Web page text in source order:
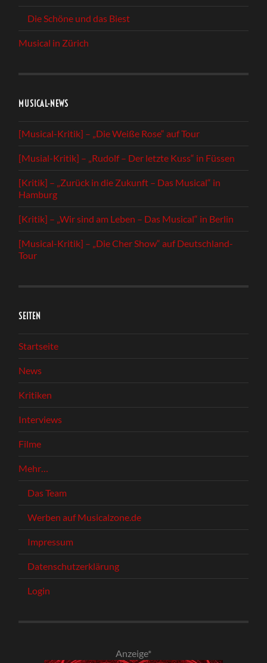
Die Schöne und das Biest
Musical in Zürich
MUSICAL-NEWS
[Musical-Kritik] – „Die Weiße Rose“ auf Tour
[Musial-Kritik] – „Rudolf – Der letzte Kuss“ in Füssen
[Kritik] – „Zurück in die Zukunft – Das Musical“ in
Hamburg
[Kritik] – „Wir sind am Leben – Das Musical“ in Berlin
[Musical-Kritik] – „Die Cher Show“ auf Deutschland-
Tour
SEITEN
Startseite
News
Kritiken
Interviews
Filme
Mehr…
Das Team
Werben auf Musicalzone.de
Impressum
Datenschutzerklärung
Login
Anzeige*